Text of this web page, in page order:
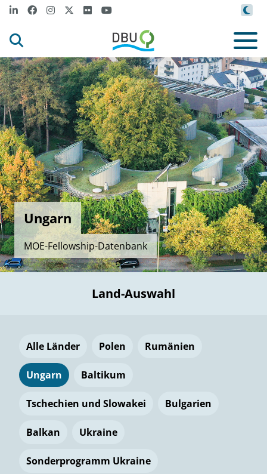
Ungarn
MOE-Fellowship-Datenbank
Land-Auswahl
Alle Länder Polen Rumänien
Ungarn Baltikum
Tschechien und Slowakei Bulgarien
Balkan Ukraine
Sonderprogramm Ukraine